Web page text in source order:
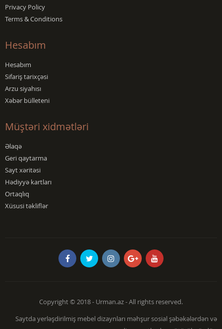
Privacy Policy
Terms & Conditions
Hesabım
Hesabım
Sifariş tarixçəsi
Arzu siyahısı
Xəbər bülleteni
Müştəri xidmətləri
Əlaqə
Geri qaytarma
Sayt xəritəsi
Hədiyyə kartları
Ortaqlıq
Xüsusi təkliflər
Copyright © 2018 - Urman.az - All rights reserved.
Saytda yerləşdirilmiş mebel dizaynları məhşur sosial şəbəkələrdən və